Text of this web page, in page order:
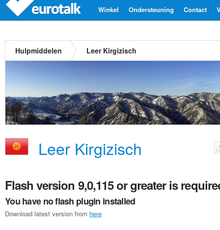
Contact
Ondersteuning
Winkel
Hulpmiddelen Leer Kirgizisch
Leer Kirgizisch
Flash version 9,0,115 or greater is
You have no flash plugin installed
Download latest version from here